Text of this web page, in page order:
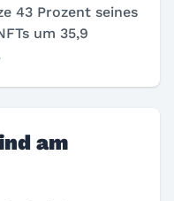
43 Prozent seines
um 35,9
am